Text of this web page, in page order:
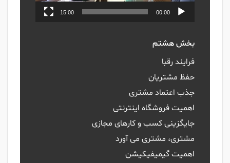
00:00
15:00
بخش هشتم
فرایند رقبا
حفظ مشتریان
جذب اعتماد مشتری
اهمیت فروشگاه اینترنتی
جایگزینی کسب و کارهای مجازی
مشتری، مشتری می آورد
اهمیت گیمیفیکیشن